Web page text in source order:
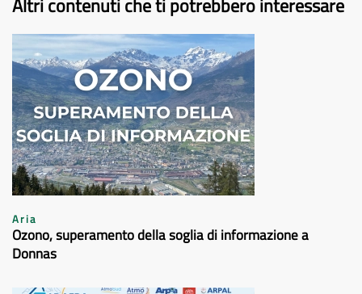
Altri contenuti che ti potrebbero interessare
Aria
Ozono, superamento della soglia di informazione a
Donnas